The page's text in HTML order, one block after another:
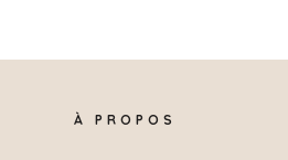
À PROPOS